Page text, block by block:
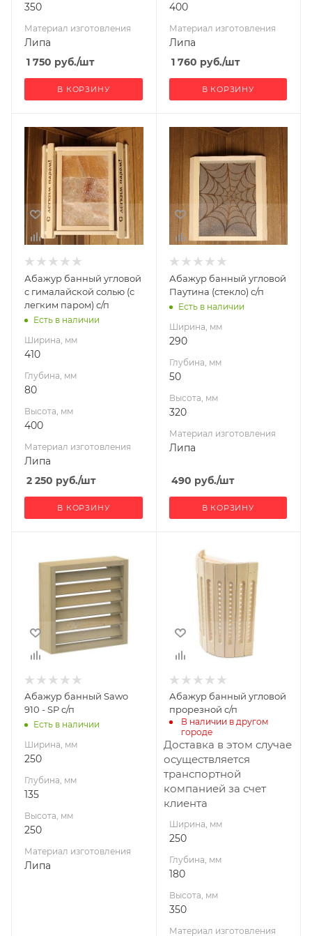
350
Материал изготовления
Липа
1 750 руб./шт
В КОРЗИНУ
400
Материал изготовления
Липа
1 760 руб./шт
В КОРЗИНУ
Ширина, мм
410
Глубина, мм
80
Высота, мм
400
Материал
Липа
Абажур банный угловой
с гималайской солью (с
легким паром) с/п
Есть в наличии
Ширина, мм
410
Глубина, мм
80
Высота, мм
400
Материал изготовления
Липа
2 250 руб./шт
В КОРЗИНУ
Ширина, мм
Глубина, мм
Высота, мм
320
Материал
Липа
Абажур банный угловой
Паутина (стекло) с/п
Есть в наличии
Ширина, мм
290
Глубина, мм
50
Высота, мм
320
Материал изготовления
Липа
490 руб./шт
В КОРЗИНУ
250
Глубина, мм
Высота, мм
250
Материал
Липа
Абажур банный Sawo
910 - SP с/п
Есть в наличии
Ширина, мм
250
Глубина, мм
135
Высота, мм
250
Материал изготовления
Липа
Ширина, мм
Глубина, мм
Высота, мм
350
Материал
Липа
Абажур банный угловой
прорезной с/п
В наличии в другом
городе
Доставка в этом случае
осуществляется
транспортной
компанией за счет
клиента
Ширина, мм
250
Глубина, мм
180
Высота, мм
350
Материал изготовления